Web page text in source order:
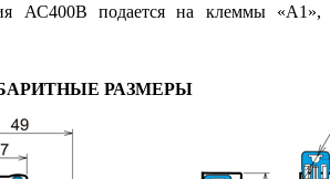
АС400В подается на клеммы «А1»,
РАЗМЕРЫ